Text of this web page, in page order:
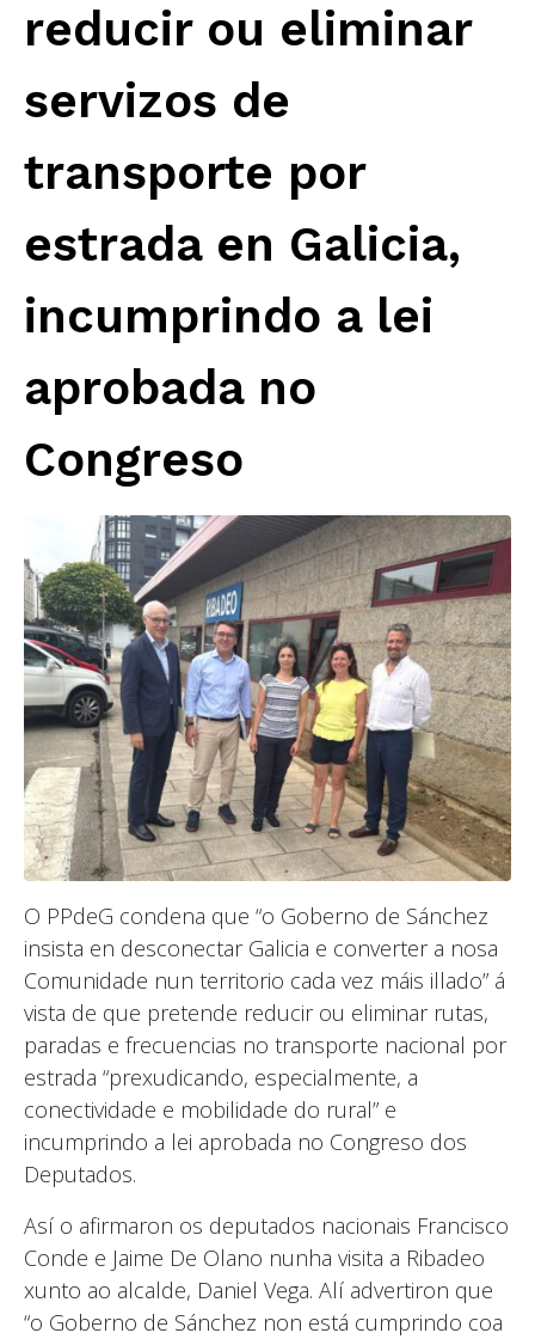
reducir ou eliminar
servizos de
transporte por
estrada en Galicia,
incumprindo a lei
aprobada no
Congreso
O PPdeG condena que “o Goberno de Sánchez
insista en desconectar Galicia e converter a nosa
Comunidade nun territorio cada vez máis illado” á
vista de que pretende reducir ou eliminar rutas,
paradas e frecuencias no transporte nacional por
estrada “prexudicando, especialmente, a
conectividade e mobilidade do rural” e
incumprindo a lei aprobada no Congreso dos
Deputados.
Así o afirmaron os deputados nacionais Francisco
Conde e Jaime De Olano nunha visita a Ribadeo
xunto ao alcalde, Daniel Vega. Alí advertiron que
“o Goberno de Sánchez non está cumprindo coa